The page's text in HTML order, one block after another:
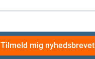
Tilmeld mig nyhedsbrevet